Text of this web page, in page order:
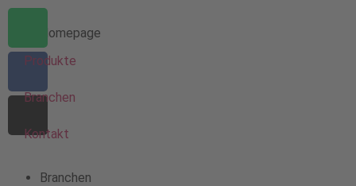
Homepage
Produkte
Branchen
Kontakt
Branchen